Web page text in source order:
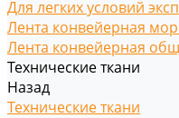
Для легких условий
Лента конвейерная
Лента конвейерная
Технические ткани
Назад
Технические ткани